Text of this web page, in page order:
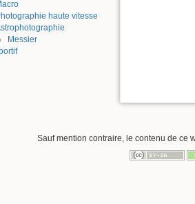
haute vitesse
Messier
Sauf mention contraire, le contenu de ce